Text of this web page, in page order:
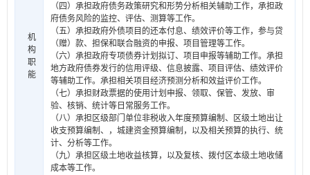
机
构
职
能
（四）承担政府债务政策研究和形势分析相关辅助工作，承担政
府债务风险的监控、评估、测算等工作。
（五）承担政府外债项目的还本付息、绩效评价等工作，参与贷
（赠）款、担保和联合融资的申报、项目管理等工作。
（六）承担政府专项债券计划拟订、项目申报等辅助工作。承担
地方政府债券发行的信用评级、信息披露、项目评估、绩效评价
等辅助工作。承担相关项目经济预测分析和效益评价工作。
（七）承担财政票据的使用计划申报、领取、保管、发放、审
验、核销、统计等日常服务工作。
（八）承担区级部门单位非税收入年度预算编制、区级土地出让
收支预算编制、，城建资金预算编制，以及相关预算的执行、统
计、分析等工作。
（九）承担区级土地收益核算，以及复核、拨付区本级土地收储
成本等工作。